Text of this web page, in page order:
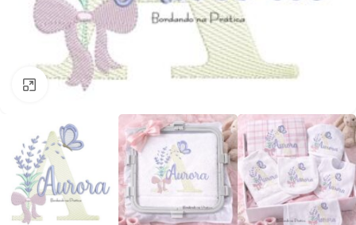
Clique para ampliar